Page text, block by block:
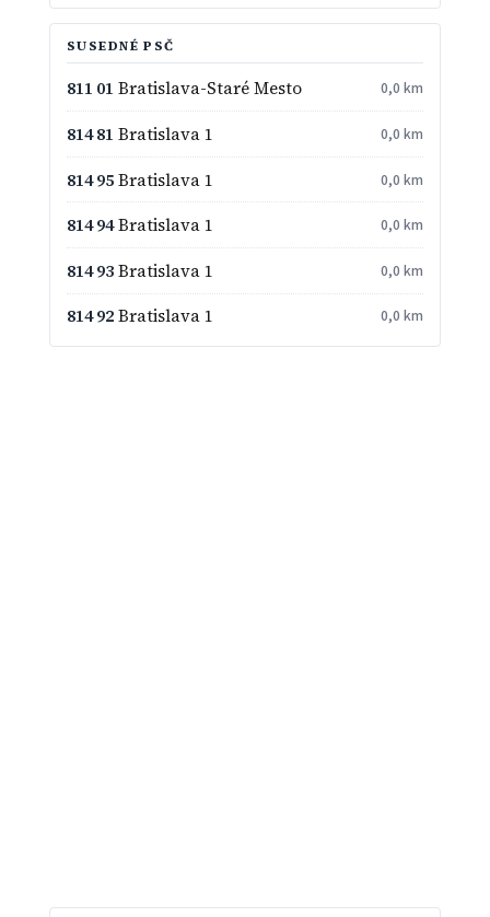
SUSEDNÉ PSČ
811 01 Bratislava-Staré Mesto 0,0 km
814 81 Bratislava 1 0,0 km
814 95Bratislava 1 0,0 km
814 94Bratislava 1 0,0 km
814 93Bratislava 1 0,0 km
814 92Bratislava 1 0,0 km